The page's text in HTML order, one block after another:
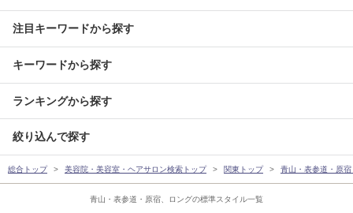
青山・表参道・原宿、ロングの標準スタイル一覧
注目キーワードから探す
キーワードから探す
ランキングから探す
絞り込んで探す
総合トップ 美容院・美容室・ヘアサロン検索トップ 関東トップ 青山・表参道・原宿